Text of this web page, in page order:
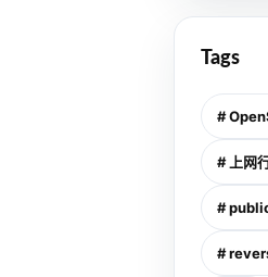
Tags
#
# 上网
#
#